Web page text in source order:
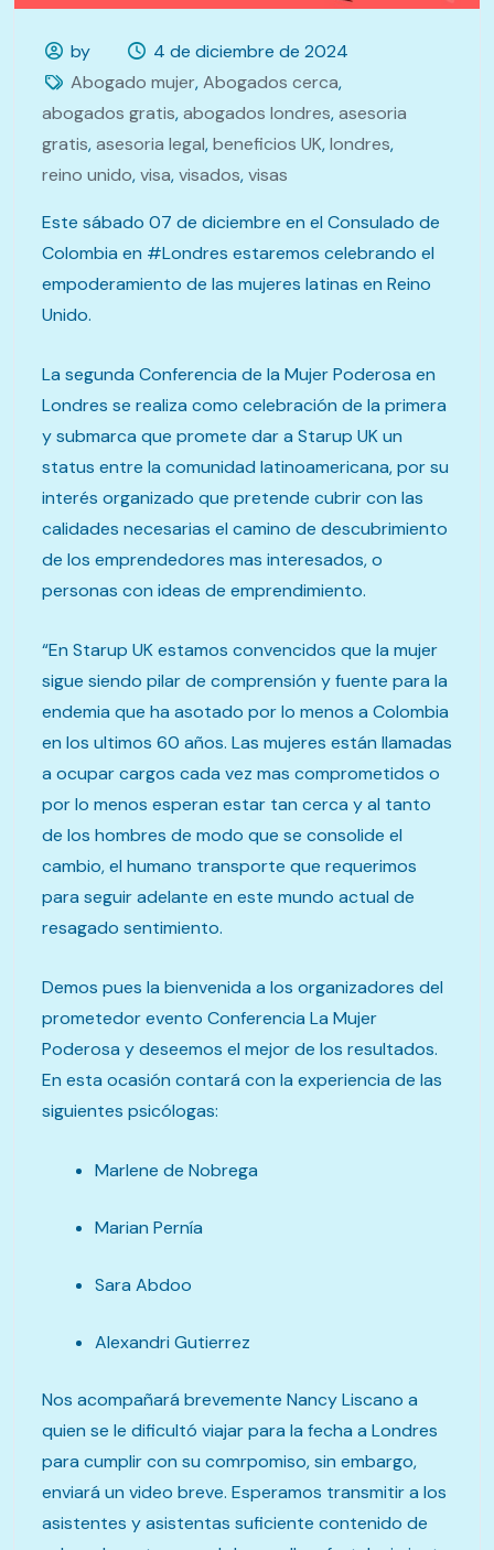
by
4 de diciembre de 2024
Abogado mujer,Abogados cerca,
abogados gratis,abogados londres,asesoria
gratis,asesoria legal,beneficios UK,londres,
reino unido,visa,visados,visas
Este sábado 07 de diciembre en el Consulado de
Colombia en #Londres estaremos celebrando el
empoderamiento de las mujeres latinas en Reino
Unido.
La segunda Conferencia de la Mujer Poderosa en
Londres se realiza como celebración de la primera
y submarca que promete dar a Starup UK un
status entre la comunidad latinoamericana, por su
interés organizado que pretende cubrir con las
calidades necesarias el camino de descubrimiento
de los emprendedores mas interesados, o
personas con ideas de emprendimiento.
“En Starup UK estamos convencidos que la mujer
sigue siendo pilar de comprensión y fuente para la
endemia que ha asotado por lo menos a Colombia
en los ultimos 60 años. Las mujeres están llamadas
a ocupar cargos cada vez mas comprometidos o
por lo menos esperan estar tan cerca y al tanto
de los hombres de modo que se consolide el
cambio, el humano transporte que requerimos
para seguir adelante en este mundo actual de
resagado sentimiento.
Demos pues la bienvenida a los organizadores del
prometedor evento Conferencia La Mujer
Poderosa y deseemos el mejor de los resultados.
En esta ocasión contará con la experiencia de las
siguientes psicólogas:
Marlene de Nobrega
Marian Pernía
Sara Abdoo
Alexandri Gutierrez
Nos acompañará brevemente Nancy Liscano a
quien se le dificultó viajar para la fecha a Londres
para cumplir con su comrpomiso, sin embargo,
enviará un video breve. Esperamos transmitir a los
asistentes y asistentas suficiente contenido de